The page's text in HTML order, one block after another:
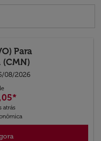
Para
(CMN)
08/2026
*
atrás